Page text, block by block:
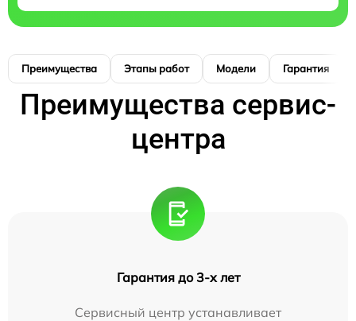
Преимущества Этапы работ Модели Гарантия
Преимущества сервис-
центра
Гарантия до 3-х лет
Сервисный центр устанавливает